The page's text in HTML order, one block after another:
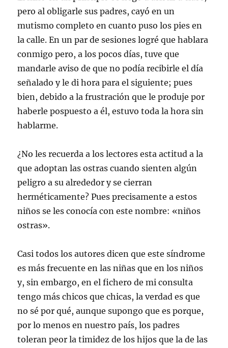
pero al obligarle sus padres, cayó en un
mutismo completo en cuanto puso los pies en
la calle. En un par de sesiones logré que hablara
conmigo pero, a los pocos días, tuve que
mandarle aviso de que no podía recibirle el día
señalado y le di hora para el siguiente; pues
bien, debido a la frustración que le produje por
haberle pospuesto a él, estuvo toda la hora sin
hablarme.
¿No les recuerda a los lectores esta actitud a la
que adoptan las ostras cuando sienten algún
peligro a su alrededor y se cierran
herméticamente? Pues precisamente a estos
niños se les conocía con este nombre: «niños
ostras».
Casi todos los autores dicen que este síndrome
es más frecuente en las niñas que en los niños
y, sin embargo, en el fichero de mi consulta
tengo más chicos que chicas, la verdad es que
no sé por qué, aunque supongo que es porque,
por lo menos en nuestro país, los padres
toleran peor la timidez de los hijos que la de las